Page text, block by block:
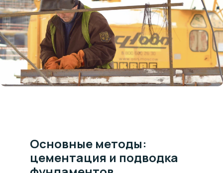
Основные методы:
цементация и подводка